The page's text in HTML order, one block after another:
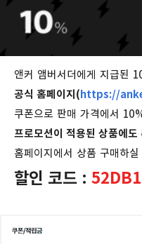
앤커 앰버서더에게 지급된
공식 홈페이지(https://
쿠폰으로 판매 가격에서
프로모션이 적용된 상품에도
홈페이지에서 상품 구매하
할인 코드 :